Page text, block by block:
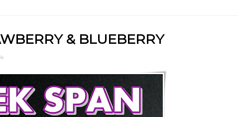
& BLUEBERRY